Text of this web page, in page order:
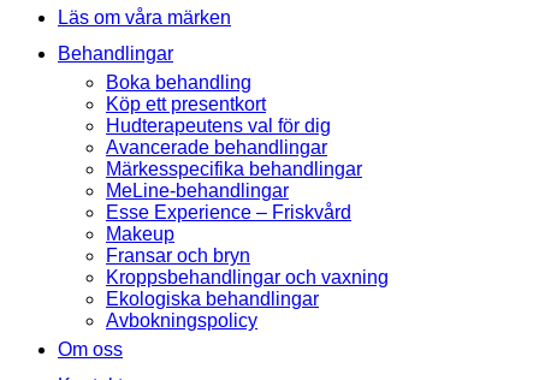
Läs om våra märken
Behandlingar
Boka behandling
Köp ett presentkort
Hudterapeutens val för dig
Avancerade behandlingar
Märkesspecifika behandlingar
MeLine-behandlingar
Esse Experience – Friskvård
Makeup
Fransar och bryn
Kroppsbehandlingar och vaxning
Ekologiska behandlingar
Avbokningspolicy
Om oss